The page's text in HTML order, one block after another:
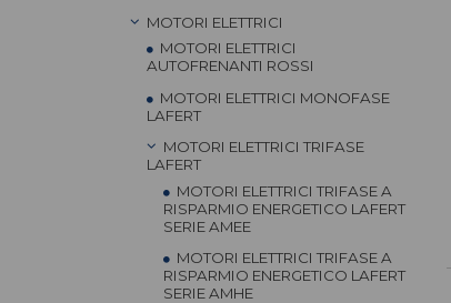
MOTORI ELETTRICI
MOTORI ELETTRICI
AUTOFRENANTI ROSSI
MOTORI ELETTRICI MONOFASE
LAFERT
MOTORI ELETTRICI TRIFASE
LAFERT
MOTORI ELETTRICI TRIFASE A
RISPARMIO ENERGETICO LAFERT
SERIE AMEE
MOTORI ELETTRICI TRIFASE A
RISPARMIO ENERGETICO LAFERT
SERIE AMHE